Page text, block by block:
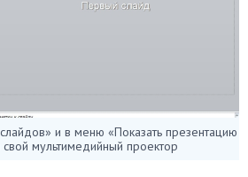
и в меню «Показать презентацию
мультимедийный проектор